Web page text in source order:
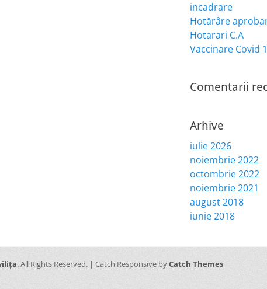
incadrare
Hotărâre
Hotarari C.A
Vaccinare Covid
Comentarii
Arhive
iulie 2026
noiembrie 2022
octombrie 2022
noiembrie 2021
august 2018
iunie 2018
. All Rights Reserved. | Catch Responsive byCatch Themes